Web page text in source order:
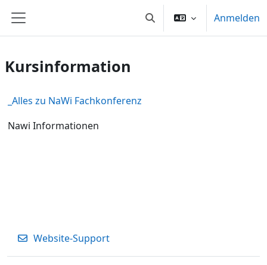
Website-Übersicht Sucheingabe umschalten
Anmelden
Kursinformation
_Alles zu NaWi Fachkonferenz
Nawi Informationen
Website-Support